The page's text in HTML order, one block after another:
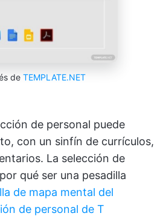
de TEMPLATE.NET
de personal puede
con un sinfín de currículos,
La selección de
qué ser una pesadilla
de mapa mental del
de personal de T